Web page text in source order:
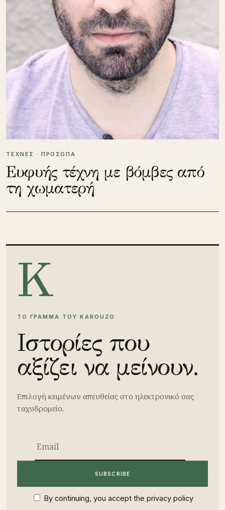
ΤΕΧΝΕΣ · ΠΡΟΣΩΠΑ
Ευφυής τέχνη με βόμβες από
τη χωματερή
K
ΤΟ ΓΡΑΜΜΑ ΤΟΥ KAROUZO
Iστορίες που
αξίζει να μείνουν.
Επιλογή κειμένων απευθείας στο ηλεκτρονικό σας
ταχυδρομείο.
By continuing, you accept the privacy policy